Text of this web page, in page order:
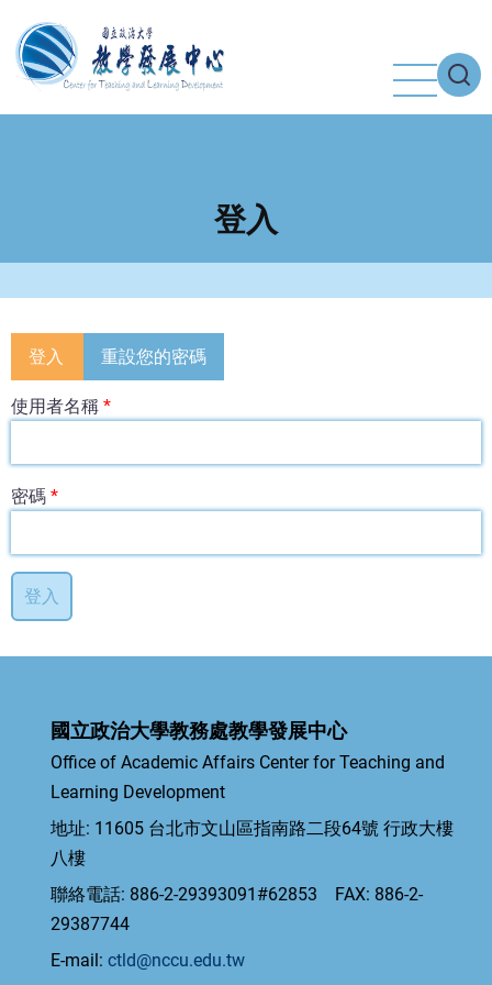
至
主
登入
Primary
tabs
登入 重設您的密碼
使用者名稱
密碼
國立政治大學教務處教學發展中心
Office of Academic Affairs Center for Teaching and
Learning Development
地址: 11605 台北市文山區指南路二段64號 行政大樓
八樓
聯絡電話: 886-2-29393091#62853 FAX: 886-2-
29387744
E-mail: ctld@nccu.edu.tw